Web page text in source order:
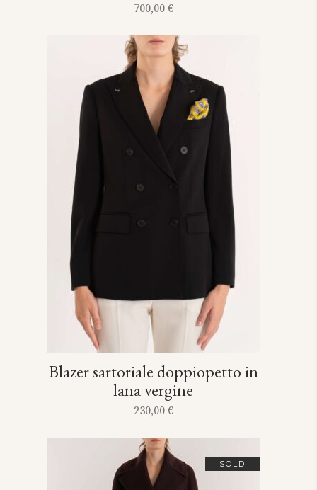
700,00 €
Blazer sartoriale doppiopetto in
lana vergine
230,00 €
SOLD